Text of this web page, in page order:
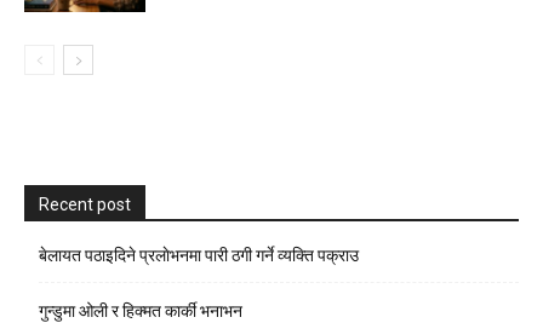
Recent post
बेलायत पठाइदिने प्रलाेभनमा पारी ठगी गर्ने व्यक्ति पक्राउ
गुन्डुमा ओली र हिक्मत कार्की भनाभन